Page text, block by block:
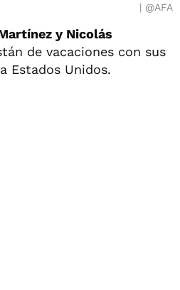
@AFA
y Nicolás
de vacaciones con sus
a Estados Unidos.